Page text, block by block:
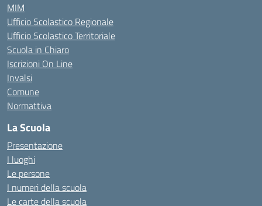
MIM
Ufficio Scolastico Regionale
Ufficio Scolastico Territoriale
Scuola in Chiaro
Iscrizioni On Line
Invalsi
Comune
Normattiva
La Scuola
Presentazione
I luoghi
Le persone
I numeri della scuola
Le carte della scuola